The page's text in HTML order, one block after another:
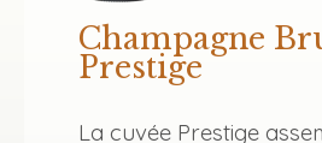
Champagne
Prestige
La cuvée Prestige